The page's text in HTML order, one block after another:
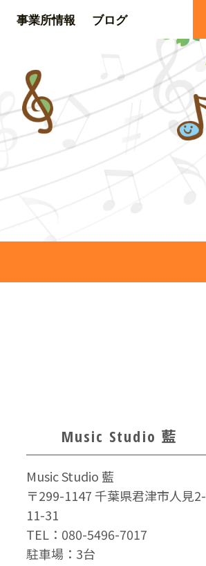
事業所情報 ブログ
Music Studio 藍
Music Studio 藍
〒299-1147 千葉県君津市人見2-
11-31
TEL： 080-5496-7017
駐車場：3台